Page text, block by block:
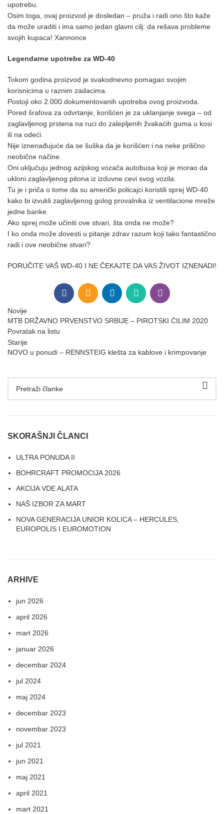
upotrebu.
Osim toga, ovaj proizvod je dosledan – pruža i radi ono što kaže
da može uraditi i ima samo jedan glavni cilj: da rešava probleme
svojih kupaca! Xannonce
Legendarne upotrebe za WD-40
Tokom godina proizvod je svakodnevno pomagao svojim
korisnicima u raznim zadacima.
Postoji oko 2.000 dokumentovanih upotreba ovog proizvoda.
Pored šrafova za odvrtanje, korišćen je za uklanjanje svega – od
zaglavljenog prstena na ruci do zalepljenih žvakaćih guma u kosi
ili na odeći.
Nije iznenađujuće da se šuška da je korišćen i na neke prilično
neobične načine.
Oni uključuju jednog azijskog vozača autobusa koji je morao da
ukloni zaglavljenog pitona iz izduvne cevi svog vozila.
Tu je i priča o tome da su američki policajci koristili sprej WD-40
kako bi izvukli zaglavljenog golog provalnika iz ventilacione mreže
jedne banke.
Ako sprej može učiniti ove stvari, šta onda ne može?
I ko onda može dovesti u pitanje zdrav razum koji tako fantastično
radi i ove neobične stvari?
PORUČITE VAŠ WD-40 I NE ČEKAJTE DA VAS ŽIVOT IZNENADI!
Novije
MTB DRŽAVNO PRVENSTVO SRBIJE – PIROTSKI ĆILIM 2020
Povratak na listu
Starije
NOVO u ponudi – RENNSTEIG klešta za kablove i krimpovanje
SKORAŠNJI ČLANCI
ULTRA PONUDA II
BOHRCRAFT PROMOCIJA 2026
AKCIJA VDE ALATA
NAŠ IZBOR ZA MART
NOVA GENERACIJA UNIOR KOLICA – HERCULES,
EUROPOLIS I EUROMOTION
ARHIVE
jun 2026
april 2026
mart 2026
januar 2026
decembar 2024
jul 2024
maj 2024
decembar 2023
novembar 2023
jul 2021
jun 2021
maj 2021
april 2021
mart 2021